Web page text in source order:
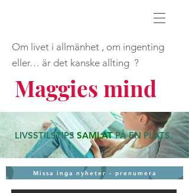
Om livet i allmänhet , om ingenting
eller… är det kanske allting ?
Maggies mind
LIVSSTILSTIPSSAMLATPÅ EN PLATS.
Missa inga nyheter - prenumera